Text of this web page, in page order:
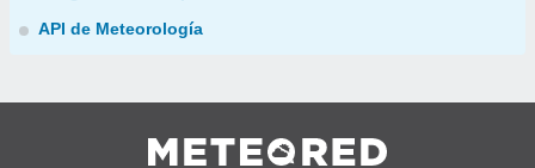
API de Meteorología